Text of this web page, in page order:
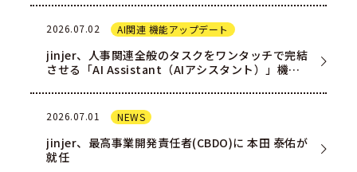
2026.07.02 AI関連 機能アップデート
jinjer、人事関連全般のタスクをワンタッチで完結
させる「AI Assistant（AIアシスタント）」機能
2026.07.01 NEWS
jinjer、最高事業開発責任者(CBDO)に 本田 泰佑が
就任